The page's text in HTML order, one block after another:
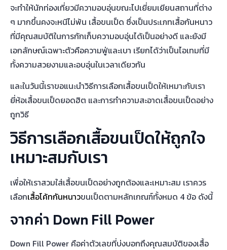
จะทำให้นักท่องเที่ยวมีความอบอุ่นขณะไปเยี่ยมเยียนสถานที่ต่าง
ๆ มากขึ้นคงจะหนีไม่พ้น เสื้อขนเป็ด ซึ่งเป็นประเภทเสื้อกันหนาว
ที่มีคุณสมบัติในการกักเก็บความอบอุ่นได้เป็นอย่างดี และยังมี
เอกลักษณ์เฉพาะตัวคือความฟู่และเบา เรียกได้ว่าเป็นไอเทมที่มี
ทั้งความสวยงามและอบอุ่นในเวลาเดียวกัน
และในวันนี้เราขอแนะนำวิธีการเลือกเสื้อขนเป็ดให้เหมาะกับเรา
ยี่ห้อเสื้อขนเป็ดยอดฮิต และการทำความสะอาดเสื้อขนเป็ดอย่าง
ถูกวิธี
วิธีการเลือกเสื้อขนเป็ดให้ถูกใจ
เหมาะสมกับเรา
เพื่อให้เราสวมใส่เสื้อขนเป็ดอย่างถูกต้องและเหมาะสม เราควร
เลือกเสื้อโค้ทกันหนาวขนเป็ดตามหลักเกณฑ์ทั้งหมด 4 ข้อ ดังนี้
จากค่า Down Fill Power
Down Fill Power คือค่าตัวเลขที่บ่งบอกถึงคุณสมบัติของเสื้อ